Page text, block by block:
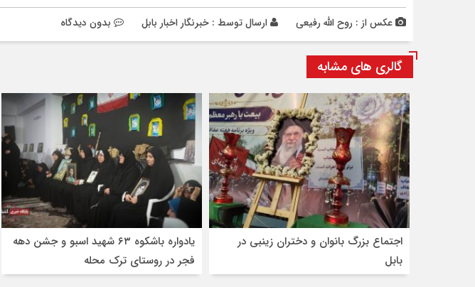
عکس از : روح الله رفیعی ارسال توسط : خبرنگار اخبار بابل بدون دیدگاه
گالری های مشابه
اجتماع بزرگ بانوان و دختران زینبی در
بابل
یادواره باشکوه ۶۳ شهید اسبو و جشن دهه
فجر در روستای ترک محله